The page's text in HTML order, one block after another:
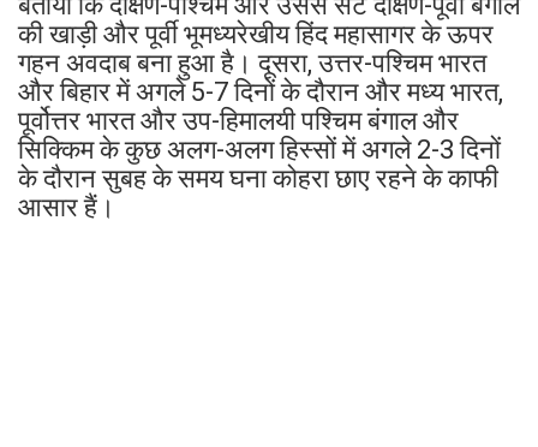
की खाड़ी और पूर्वी भूमध्यरेखीय हिंद महासागर के ऊपर
गहन अवदाब बना हुआ है। दूसरा, उत्तर-पश्चिम भारत
और बिहार में अगले 5-7 दिनों के दौरान और मध्य भारत,
पूर्वोत्तर भारत और उप-हिमालयी पश्चिम बंगाल और
सिक्किम के कुछ अलग-अलग हिस्सों में अगले 2-3 दिनों
के दौरान सुबह के समय घना कोहरा छाए रहने के काफी
आसार हैं।